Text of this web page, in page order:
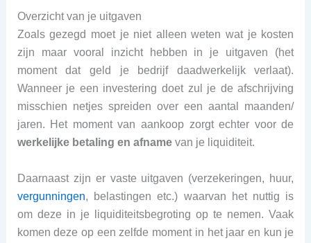
Overzicht van je uitgaven
Zoals gezegd moet je niet alleen weten wat je kosten
zijn maar vooral inzicht hebben in je uitgaven (het
moment dat geld je bedrijf daadwerkelijk verlaat).
Wanneer je een investering doet zul je de afschrijving
misschien netjes spreiden over een aantal maanden/
jaren. Het moment van aankoop zorgt echter voor de
werkelijke betaling en afnamevan je liquiditeit.
Daarnaast zijn er vaste uitgaven (verzekeringen, huur,
vergunningen, belastingen etc.) waarvan het nuttig is
om deze in je liquiditeitsbegroting op te nemen. Vaak
komen deze op een zelfde moment in het jaar en kun je